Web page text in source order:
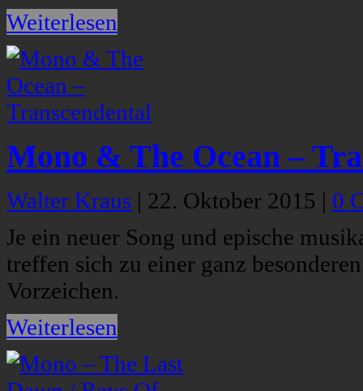
Weiterlesen
Mono & The Ocean –
Walter Kraus | 22. Oktober 2015 | 0
Je ein neuer Song und epische
treffen sich zu einer ganz
Vorzeichen.
Weiterlesen